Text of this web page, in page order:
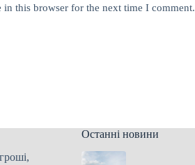
in this browser for the next time I comment.
Останні новини